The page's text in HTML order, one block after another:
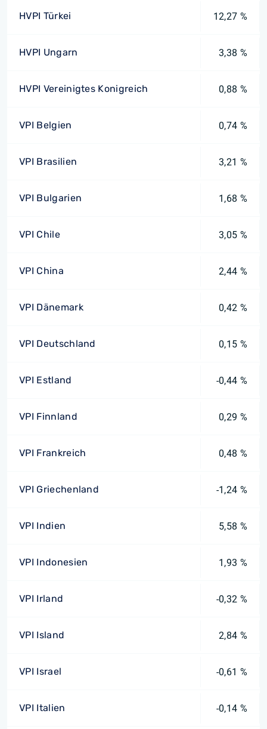
HVPI Türkei 12,27 %
HVPI Ungarn 3,38 %
HVPI Vereinigtes Konigreich 0,88 %
VPI Belgien 0,74 %
VPI Brasilien 3,21 %
VPI Bulgarien 1,68 %
VPI Chile 3,05 %
VPI China 2,44 %
VPI Dänemark 0,42 %
VPI Deutschland 0,15 %
VPI Estland -0,44 %
VPI Finnland 0,29 %
VPI Frankreich 0,48 %
VPI Griechenland -1,24 %
VPI Indien 5,58 %
VPI Indonesien 1,93 %
VPI Irland -0,32 %
VPI Island 2,84 %
VPI Israel -0,61 %
VPI Italien -0,14 %